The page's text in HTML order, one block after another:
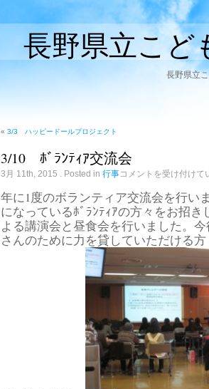
長野県立こど
長野県立
« 3/3 ハッピードールプロジェクト
3/10 ﾎﾞﾗﾝﾃｨｱ交流会
3月 11th, 2015 . Posted in 行事3/10
ﾎﾞ
ﾝ
ﾃ
ｨ
ｱ
交
流
会
コメントを受け付けて
年に1度のボランティア交流会を行い
になっているﾎﾞﾗﾝﾃｨｱの方々をお招
よる講演会と昼食会を行いました。
さんのために力を貸していただける